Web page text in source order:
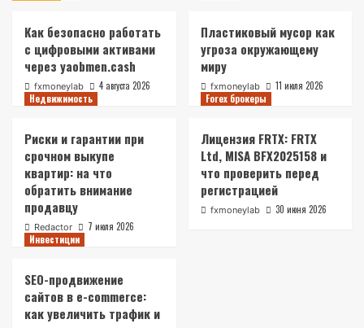
Как безопасно работать
с цифровыми активами
через yaobmen.cash
fxmoneylab 4 августа 2026
Пластиковый мусор как
угроза окружающему
миру
fxmoneylab
11 июля 2026
Недвижимость
Риски и гарантии при
срочном выкупе
квартир: на что
обратить внимание
продавцу
Redactor 7 июля 2026
Forex брокеры
Лицензия FRTX: FRTX
Ltd, MISA BFX2025158 и
что проверить перед
регистрацией
fxmoneylab 30 июня 2026
Инвестиции
SEO-продвижение
сайтов в e-commerce:
как увеличить трафик и